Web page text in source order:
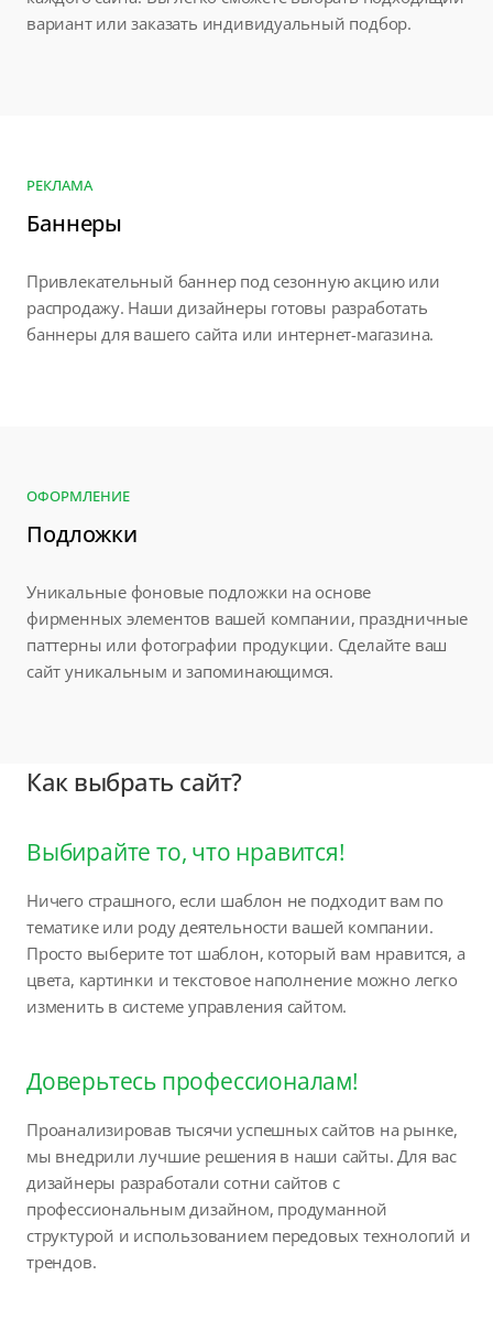
вариант или заказать индивидуальный подбор.
РЕКЛАМА
Баннеры
Привлекательный баннер под сезонную акцию или
распродажу. Наши дизайнеры готовы разработать
баннеры для вашего сайта или интернет-магазина.
ОФОРМЛЕНИЕ
Подложки
Уникальные фоновые подложки на основе
фирменных элементов вашей компании, праздничные
паттерны или фотографии продукции. Сделайте ваш
сайт уникальным и запоминающимся.
Как выбрать сайт?
Выбирайте то, что нравится!
Ничего страшного, если шаблон не подходит вам по
тематике или роду деятельности вашей компании.
Просто выберите тот шаблон, который вам нравится, а
цвета, картинки и текстовое наполнение можно легко
изменить в системе управления сайтом.
Доверьтесь профессионалам!
Проанализировав тысячи успешных сайтов на рынке,
мы внедрили лучшие решения в наши сайты. Для вас
дизайнеры разработали сотни сайтов с
профессиональным дизайном, продуманной
структурой и использованием передовых технологий и
трендов.